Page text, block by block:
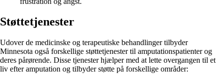
Støttetjenester
Udover de medicinske og terapeutiske behandlinger tilbyder
Minnesota også forskellige støttetjenester til amputationspatienter og
deres pårørende. Disse tjenester hjælper med at lette overgangen til et
liv efter amputation og tilbyder støtte på forskellige områder: